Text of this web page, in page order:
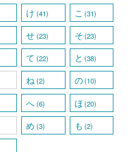
け (41) こ (31)
せ(23) そ (23)
て (22) と (38)
ね(2) の(10)
へ(6) ほ (20)
め (3) も (2)